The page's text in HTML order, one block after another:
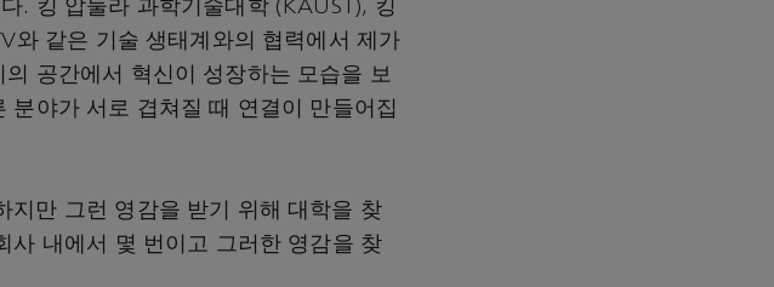
. 킹 압둘라 과학기술대학 (KAUST), 킹
와 같은 기술 생태계와의 협력에서 제가
공간에서 혁신이 성장하는 모습을 보
야가 서로 겹쳐질 때 연결이 만들어집
지만 그런 영감을 받기 위해 대학을 찾
사 내에서 몇 번이고 그러한 영감을 찾